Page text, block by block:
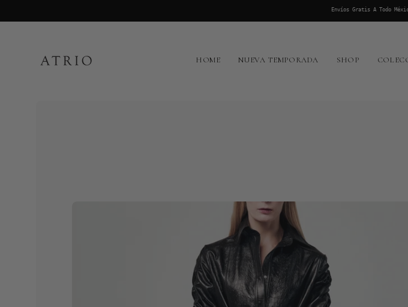
al
Envíos Gratis A Todo
HOME NUEVA TEMPORADA SHOP